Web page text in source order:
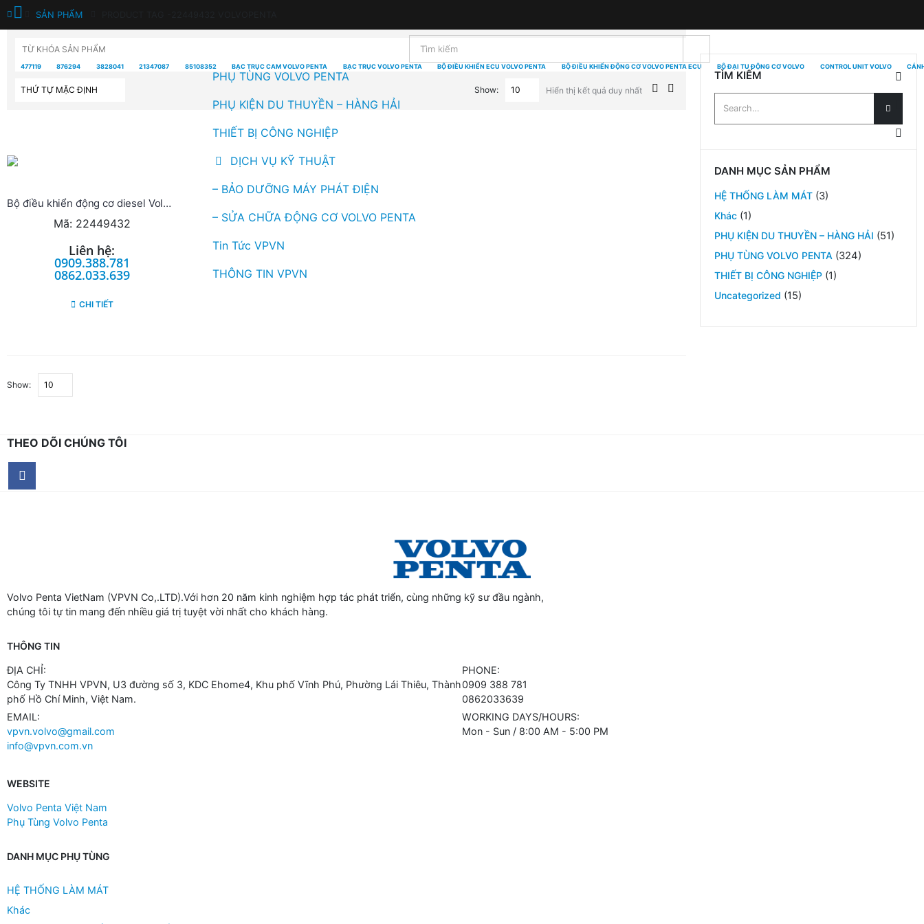
PHỤ TÙNG VOLVO PENTA
PHỤ KIỆN DU THUYỀN – HÀNG HẢI
THIẾT BỊ CÔNG NGHIỆP
DỊCH VỤ KỸ THUẬT
– BẢO DƯỠNG MÁY PHÁT ĐIỆN
– SỬA CHỮA ĐỘNG CƠ VOLVO PENTA
Tin Tức VPVN
THÔNG TIN VPVN
SẢN PHẨM
TỪ KHÓA SẢN PHẨM
477119 876294 3828041 21347087 85108352 BẠC TRỤC CAM VOLVO PENTA BẠC TRỤC VOLVO PENTA BỘ ĐIỀU KHIỂN ECU VOLVO PENTA BỘ ĐIỀU KHIỂN ĐỘNG CƠ VOLVO PENTA ECU BỘ ĐẠI TU ĐỘNG CƠ VOLVO CONTROL UNIT VOLVO
Hiển thị kết quả duy nhất
Show:
Bộ điều khiển động cơ diesel Volvo Penta (22449432)
Mã: 22449432
Liên hệ:
0909.388.781
0862.033.639
CHI TIẾT
Show:
TÌM KIẾM
DANH MỤC SẢN PHẨM
HỆ THỐNG LÀM MÁT (3)
Khác (1)
PHỤ KIỆN DU THUYỀN – HÀNG HẢI (51)
PHỤ TÙNG VOLVO PENTA (324)
THIẾT BỊ CÔNG NGHIỆP (1)
Uncategorized (15)
THEO DÕI CHÚNG TÔI
Volvo Penta VietNam (VPVN Co,.LTD).Với hơn 20 năm kinh nghiệm hợp tác phát triển, cùng những kỹ sư đầu ngành,
chúng tôi tự tin mang đến nhiều giá trị tuyệt vời nhất cho khách hàng.
THÔNG TIN
ĐỊA CHỈ:
Công Ty TNHH VPVN, U3 đường số 3, KDC Ehome4, Khu phố Vĩnh Phú, Phường Lái Thiêu, Thành
phố Hồ Chí Minh, Việt Nam.
PHONE:
0909 388 781
0862033639
EMAIL:
vpvn.volvo@gmail.com
info@vpvn.com.vn
WORKING DAYS/HOURS:
Mon - Sun / 8:00 AM - 5:00 PM
WEBSITE
Volvo Penta Việt Nam
Phụ Tùng Volvo Penta
DANH MỤC PHỤ TÙNG
HỆ THỐNG LÀM MÁT
Khác